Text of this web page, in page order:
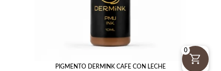
PIGMENTO DERMINK CAFE CON LECHE
0